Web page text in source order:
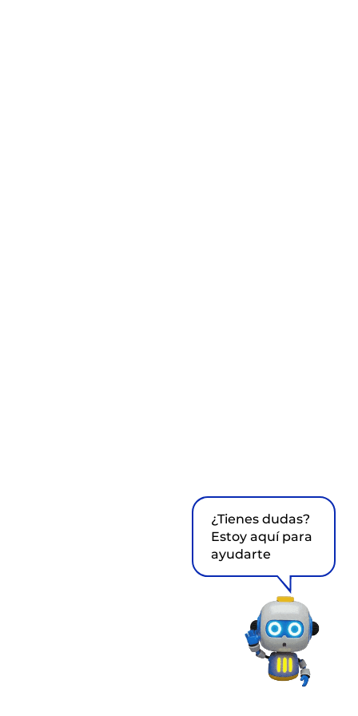
¿Tienes dudas?
Estoy aquí para
ayudarte